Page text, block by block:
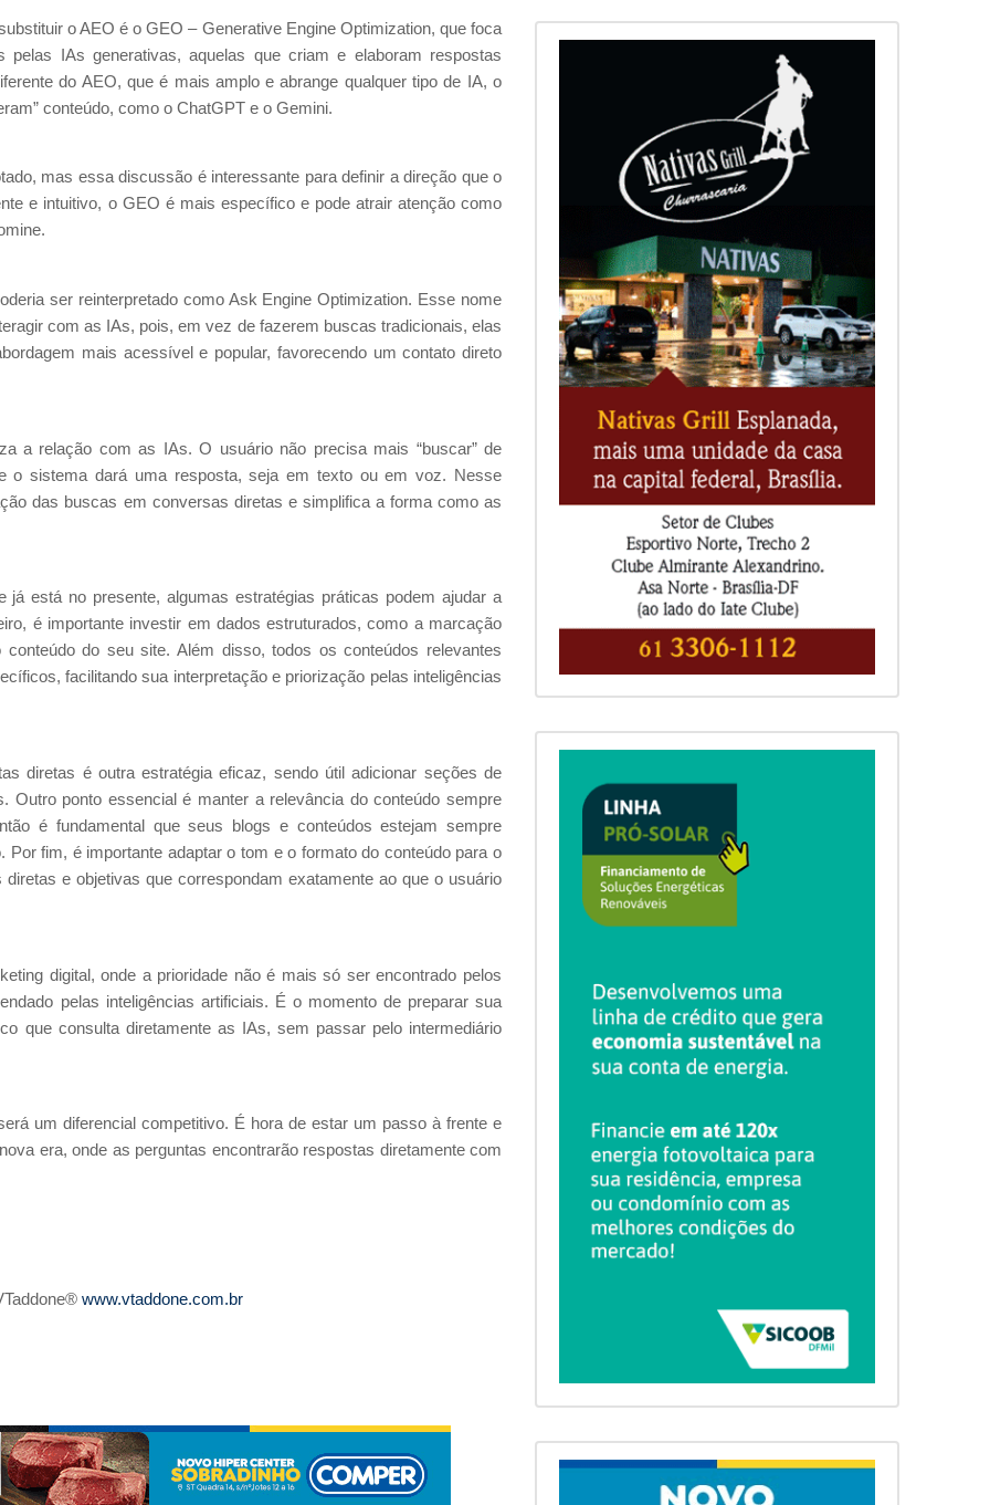
o AEO é o GEO – Generative Engine Optimization, que foca
IAs generativas, aquelas que criam e elaboram respostas
do AEO, que é mais amplo e abrange qualquer tipo de IA, o
conteúdo, como o ChatGPT e o Gemini.
mas essa discussão é interessante para definir a direção que o
e intuitivo, o GEO é mais específico e pode atrair atenção como
ser reinterpretado como Ask Engine Optimization. Esse nome
com as IAs, pois, em vez de fazerem buscas tradicionais, elas
mais acessível e popular, favorecendo um contato direto
a relação com as IAs. O usuário não precisa mais “buscar” de
o sistema dará uma resposta, seja em texto ou em voz. Nesse
das buscas em conversas diretas e simplifica a forma como as
está no presente, algumas estratégias práticas podem ajudar a
é importante investir em dados estruturados, como a marcação
do seu site. Além disso, todos os conteúdos relevantes
facilitando sua interpretação e priorização pelas inteligências
diretas é outra estratégia eficaz, sendo útil adicionar seções de
Outro ponto essencial é manter a relevância do conteúdo sempre
é fundamental que seus blogs e conteúdos estejam sempre
fim, é importante adaptar o tom e o formato do conteúdo para o
e objetivas que correspondam exatamente ao que o usuário
digital, onde a prioridade não é mais só ser encontrado pelos
pelas inteligências artificiais. É o momento de preparar sua
que consulta diretamente as IAs, sem passar pelo intermediário
um diferencial competitivo. É hora de estar um passo à frente e
era, onde as perguntas encontrarão respostas diretamente com
www.vtaddone.com.br